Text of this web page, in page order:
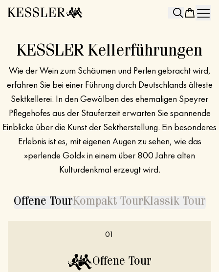
Search
KESSLER Kellerführungen
Wie der Wein zum Schäumen und Perlen gebracht wird,
erfahren Sie bei einer Führung durch Deutschlands älteste
Sektkellerei. In den Gewölben des ehemaligen Speyrer
Pflegehofes aus der Stauferzeit erwarten Sie spannende
Einblicke über die Kunst der Sektherstellung. Ein besonderes
Erlebnis ist es, mit eigenen Augen zu sehen, wie das
»perlende Gold« in einem über 800 Jahre alten
Kulturdenkmal erzeugt wird.
Offene TourKompakt TourKlassik Tour
01
Offene Tour